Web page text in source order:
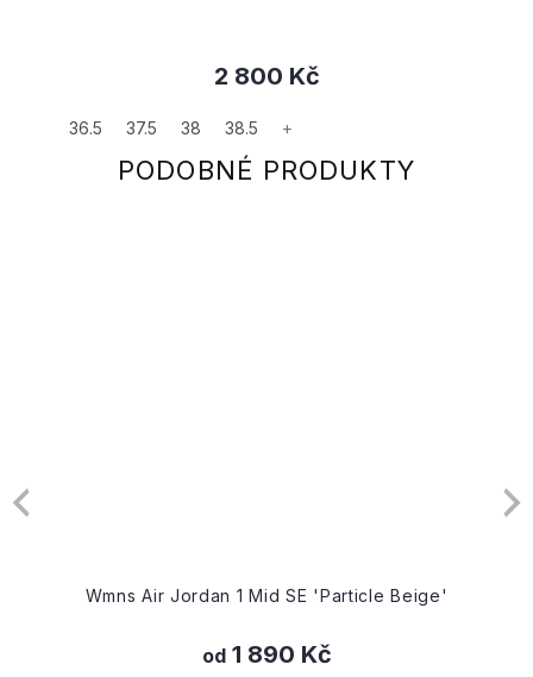
2 800 Kč
36.5 37.5 38 38.5 +
Wmns Air Jordan 1 Mid SE 'Particle Beige'
od1 890 Kč